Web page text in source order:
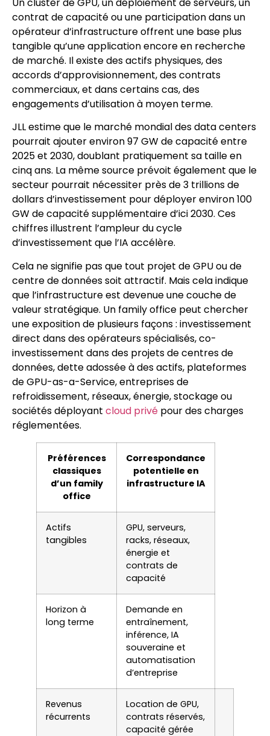
contrat de capacité ou une participation dans un
opérateur d’infrastructure offrent une base plus
tangible qu’une application encore en recherche
de marché. Il existe des actifs physiques, des
accords d’approvisionnement, des contrats
commerciaux, et dans certains cas, des
engagements d’utilisation à moyen terme.
JLL estime que le marché mondial des data centers
pourrait ajouter environ 97 GW de capacité entre
2025 et 2030, doublant pratiquement sa taille en
cinq ans. La même source prévoit également que le
secteur pourrait nécessiter près de 3 trillions de
dollars d’investissement pour déployer environ 100
GW de capacité supplémentaire d’ici 2030. Ces
chiffres illustrent l’ampleur du cycle
d’investissement que l’IA accélère.
Cela ne signifie pas que tout projet de GPU ou de
centre de données soit attractif. Mais cela indique
que l’infrastructure est devenue une couche de
valeur stratégique. Un family office peut chercher
une exposition de plusieurs façons : investissement
direct dans des opérateurs spécialisés, co-
investissement dans des projets de centres de
données, dette adossée à des actifs, plateformes
de GPU-as-a-Service, entreprises de
refroidissement, réseaux, énergie, stockage ou
sociétés déployant cloud privé pour des charges
réglementées.
Préférences
classiques
d’un family
office
Correspondance
potentielle en
infrastructure IA
Actifs
tangibles
GPU, serveurs,
racks, réseaux,
énergie et
contrats de
capacité
Horizon à
long terme
Demande en
entraînement,
inférence, IA
souveraine et
automatisation
d’entreprise
Revenus
récurrents
Location de GPU,
contrats réservés,
capacité gérée